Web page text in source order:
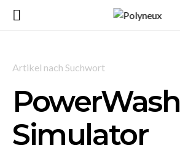
Artikel nach Suchwort
PowerWash
Simulator